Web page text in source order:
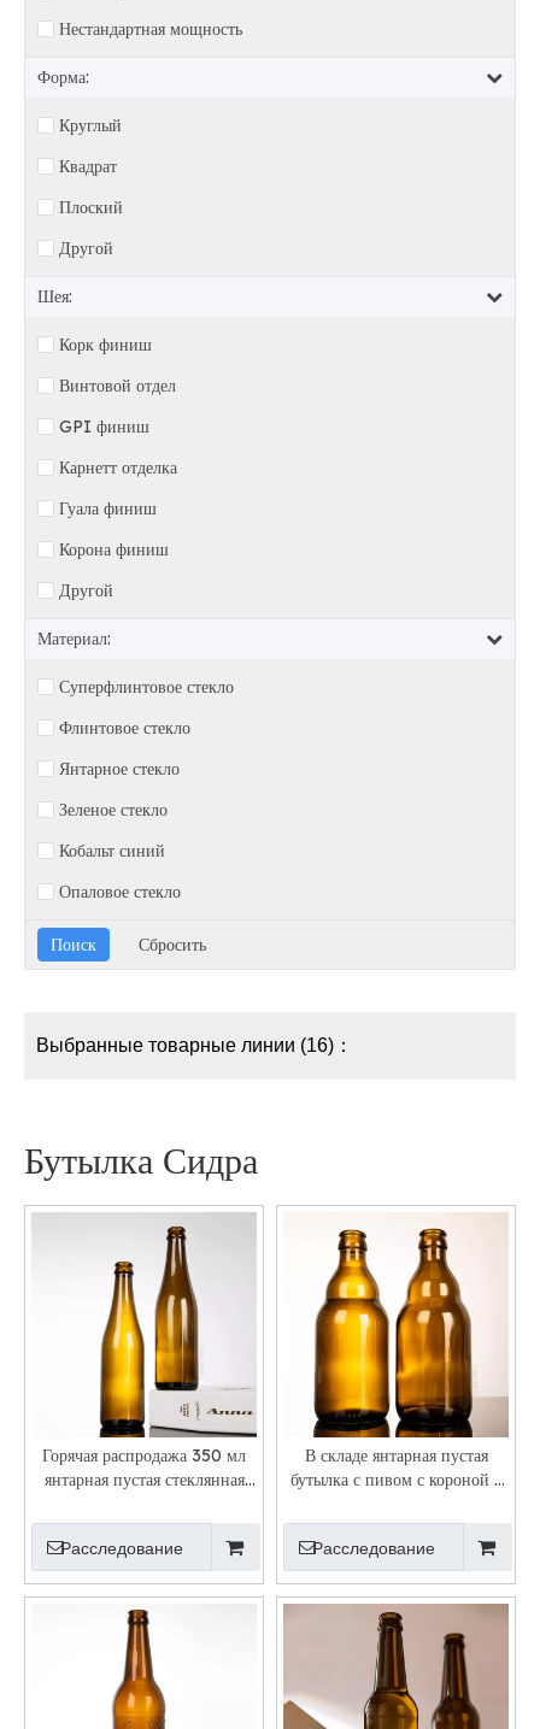
Нестандартная мощность
Форма:
Круглый
Квадрат
Плоский
Другой
Шея:
Корк финиш
Винтовой отдел
GPI финиш
Карнетт отделка
Гуала финиш
Корона финиш
Другой
Материал:
Суперфлинтовое стекло
Флинтовое стекло
Янтарное стекло
Зеленое стекло
Кобальт синий
Опаловое стекло
Выбранные товарные линии (16)：
Бутылка Сидра
Горячая распродажа 350 мл
янтарная пустая стеклянная
крышкой
Расследование
В складе янтарная пустая
бутылка с пивом с короной с
Расследование